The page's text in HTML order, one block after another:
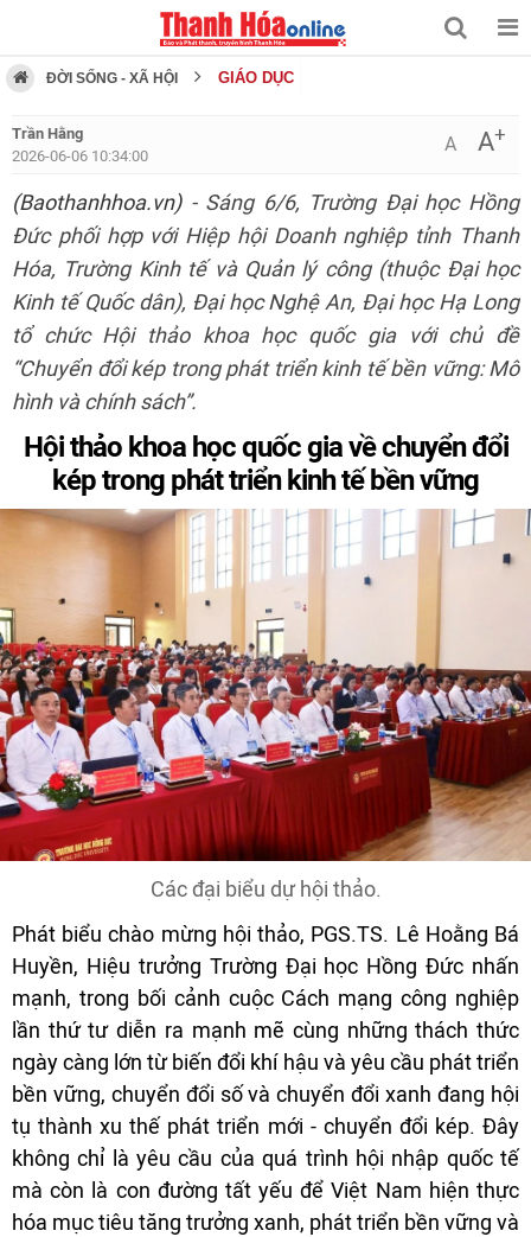
ĐỜI SỐNG - XÃ HỘI GIÁO DỤC
Trần Hằng
2026-06-06 10:34:00
A A+
(Baothanhhoa.vn)- Sáng 6/6, Trường Đại học Hồng
Đức phối hợp với Hiệp hội Doanh nghiệp tỉnh Thanh
Hóa, Trường Kinh tế và Quản lý công (thuộc Đại học
Kinh tế Quốc dân), Đại học Nghệ An, Đại học Hạ Long
tổ chức Hội thảo khoa học quốc gia với chủ đề
“Chuyển đổi kép trong phát triển kinh tế bền vững: Mô
hình và chính sách”.
Hội thảo khoa học quốc gia về chuyển đổi
kép trong phát triển kinh tế bền vững
Các đại biểu dự hội thảo.
Phát biểu chào mừng hội thảo, PGS.TS. Lê Hoằng Bá
Huyền, Hiệu trưởng Trường Đại học Hồng Đức nhấn
mạnh, trong bối cảnh cuộc Cách mạng công nghiệp
lần thứ tư diễn ra mạnh mẽ cùng những thách thức
ngày càng lớn từ biến đổi khí hậu và yêu cầu phát triển
bền vững, chuyển đổi số và chuyển đổi xanh đang hội
tụ thành xu thế phát triển mới - chuyển đổi kép. Đây
không chỉ là yêu cầu của quá trình hội nhập quốc tế
mà còn là con đường tất yếu để Việt Nam hiện thực
hóa mục tiêu tăng trưởng xanh, phát triển bền vững và